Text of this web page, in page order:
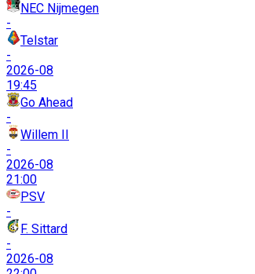
NEC Nijmegen
-
Telstar
-
2026-08
19:45
Go Ahead
-
Willem II
-
2026-08
21:00
PSV
-
F. Sittard
-
2026-08